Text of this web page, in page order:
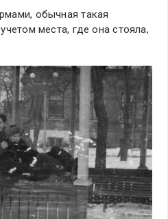
обычная такая
места, где она стояла,